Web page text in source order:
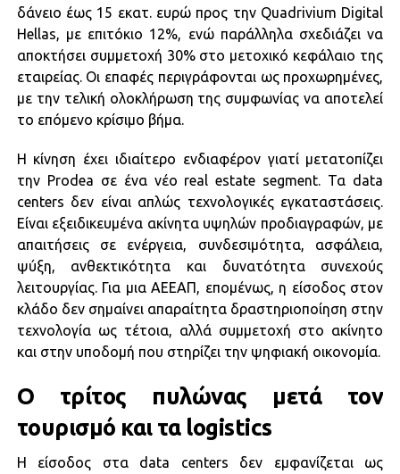
δάνειο έως 15 εκατ. ευρώ προς την Quadrivium Digital
Hellas, με επιτόκιο 12%, ενώ παράλληλα σχεδιάζει να
αποκτήσει συμμετοχή 30% στο μετοχικό κεφάλαιο της
εταιρείας. Οι επαφές περιγράφονται ως προχωρημένες,
με την τελική ολοκλήρωση της συμφωνίας να αποτελεί
το επόμενο κρίσιμο βήμα.
Η κίνηση έχει ιδιαίτερο ενδιαφέρον γιατί μετατοπίζει
την Prodea σε ένα νέο real estate segment. Τα data
centers δεν είναι απλώς τεχνολογικές εγκαταστάσεις.
Είναι εξειδικευμένα ακίνητα υψηλών προδιαγραφών, με
απαιτήσεις σε ενέργεια, συνδεσιμότητα, ασφάλεια,
ψύξη, ανθεκτικότητα και δυνατότητα συνεχούς
λειτουργίας. Για μια ΑΕΕΑΠ, επομένως, η είσοδος στον
κλάδο δεν σημαίνει απαραίτητα δραστηριοποίηση στην
τεχνολογία ως τέτοια, αλλά συμμετοχή στο ακίνητο
και στην υποδομή που στηρίζει την ψηφιακή οικονομία.
Ο τρίτος πυλώνας μετά τον
τουρισμό και τα logistics
Η είσοδος στα data centers δεν εμφανίζεται ως